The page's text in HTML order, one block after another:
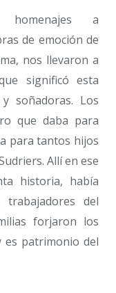
homenajes a
de emoción de
nos llevaron a
significó esta
soñadoras. Los
que daba para
para tantos hijos
Allí en ese
historia, había
del
forjaron los
es patrimonio del